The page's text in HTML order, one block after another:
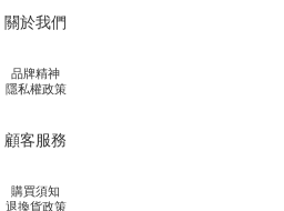
關於我們
品牌精神
隱私權政策
顧客服務
購買須知
退換貨政策